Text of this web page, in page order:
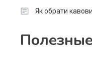
Як обрати